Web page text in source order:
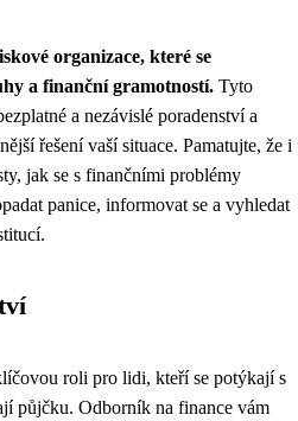
organizace, které se
a finanční gramotností. Tyto
a nezávislé poradenství a
řešení vaší situace. Pamatujte, že i
jak se s finančními problémy
panice, informovat se a vyhledat
roli pro lidi, kteří se potýkají s
půjčku. Odborník na finance vám